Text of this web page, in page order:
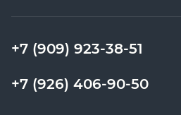
+7 (909) 923-38-51
+7 (926) 406-90-50